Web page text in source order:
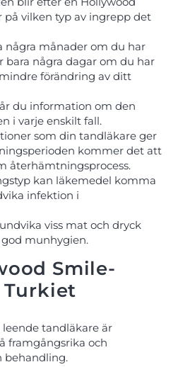
vilken typ av ingrepp det
månader om du har
några dagar om du har
förändring av ditt
du information om den
i varje enskilt fall.
som din tandläkare ger
kommer det att
återhämtningsprocess.
kan läkemedel komma
infektion i
viss mat och dryck
munhygien.
Smile-
tandläkare är
framgångsrika och
behandling.